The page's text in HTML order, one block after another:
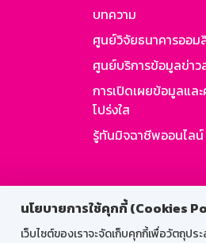
นโยบายการใช้คุกกี้ (Cookies
เว็บไซต์ของเราจะจัดเก็บคุกกี้เพื่อวัตถุป
บทความ
ศูนย์วิจัยธนาคารออม
ศูนย์บริการข้อมูลข่าว
การเปิดเผยข้อมูลแล
โปร่งใส
รู้ทันมิจฉาชีพออนไลน์